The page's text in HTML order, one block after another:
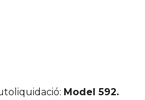
Model 592.